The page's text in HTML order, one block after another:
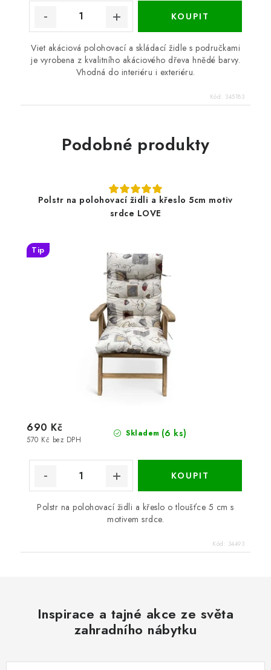
Viet akáciová polohovací a skládací židle s područkami
je vyrobena z kvalitního akáciového dřeva hnědé barvy.
Vhodná do interiéru i exteriéru.
Kód: 345183
Podobné produkty
Polstr na polohovací židli a křeslo 5cm motiv
srdce LOVE
Tip
Skladem (6 ks)
570 Kč bez DPH
690 Kč
Polstr na polohovací židli a křeslo o tloušťce 5 cm s
motivem srdce.
Kód: 34493
Inspirace a tajné akce ze světa
zahradního nábytku